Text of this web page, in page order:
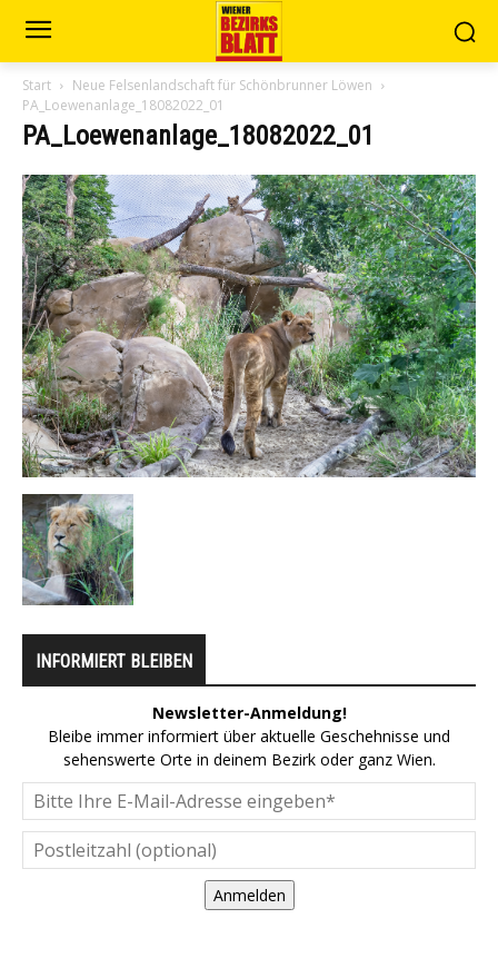
Start
Neue Felsenlandschaft für Schönbrunner Löwen
PA_Loewenanlage_18082022_01
PA_Loewenanlage_18082022_01
INFORMIERT BLEIBEN
Newsletter-Anmeldung!
Bleibe immer informiert über aktuelle Geschehnisse und
sehenswerte Orte in deinem Bezirk oder ganz Wien.
Anmelden